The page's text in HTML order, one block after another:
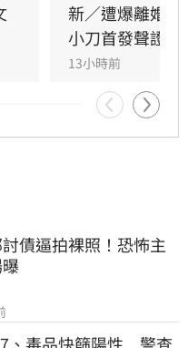
，同時希望外界尊重
一事做任何回應。
新／遭爆離婚
小刀首發聲證實
13小時前
債逼拍裸照！恐怖主